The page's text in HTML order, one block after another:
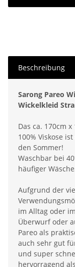
Beschreibung
Sarong Pareo
Wickelkleid
Das ca. 170cm
100% Viskose
den Sommer!
Waschbar bei
häufiger
Aufgrund der
im Alltag oder
Überwurf oder
Pareo als
auch sehr gut
und super
hervorragend